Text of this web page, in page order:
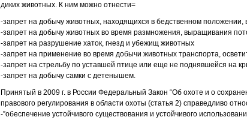
диких животных. К ним можно отнести=
-запрет на добычу животных, находящихся в бедственном положении,
-запрет на добычу животных во время размножения, выращивания
-запрет на разрушение хаток, гнезд и убежищ животных
-запрет на применение во время добычи животных транспорта,
-запрет на стрельбу по уставшей птице или еще не поднявшейся на
-запрет на добычу самки с детенышем.
Принятый в 2009 г. в России Федеральный Закон “Об охоте и о
правового регулирования в области охоты (статья 2) справедливо
-”обеспечение устойчивого существования и устойчивого